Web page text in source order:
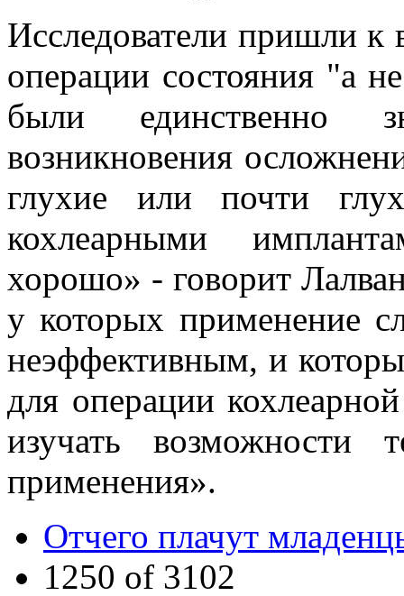
Исследователи пришли к
операции состояния "а
были единственно
возникновения
глухие или почти
кохлеарными
хорошо» - говорит
у которых применение
неэффективным, и
для операции
изучать возможности
применения».
Отчего плачут
1250 of 3102